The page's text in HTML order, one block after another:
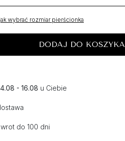
wybrać rozmiar pierścionka
DODAJ DO KOSZYKA
- 16.08 u Ciebie
do 100 dni